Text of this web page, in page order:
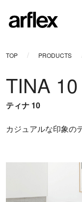
TOP PRODUCTS
TINA 10
ティナ 10
カジュアルな印象の